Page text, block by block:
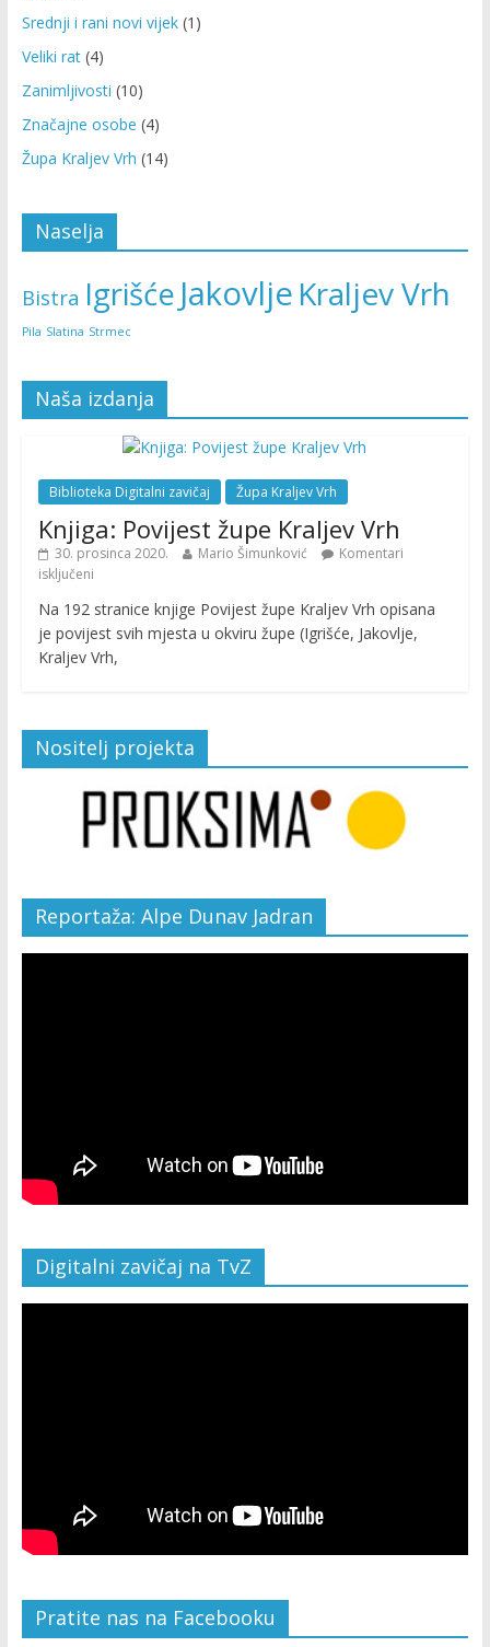
Srednji i rani novi vijek(1)
Veliki rat(4)
Zanimljivosti (10)
Značajne osobe (4)
Župa Kraljev Vrh (14)
Naselja
Bistra Igrišće Jakovlje Kraljev Vrh
Pila Slatina Strmec
Naša izdanja
Biblioteka Digitalni zavičaj Župa Kraljev Vrh
Knjiga: Povijest župe Kraljev Vrh
30. prosinca 2020. Mario Šimunković
Komentari
isključeni
Na 192 stranice knjige Povijest župe Kraljev Vrh opisana
je povijest svih mjesta u okviru župe (Igrišće, Jakovlje,
Kraljev Vrh,
Nositelj projekta
Reportaža: Alpe Dunav Jadran
Digitalni zavičaj na TvZ
Pratite nas na Facebooku